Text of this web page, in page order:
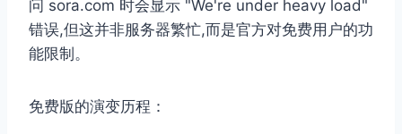
问 sora.com 时会显示 "We're under heavy load"
错误,但这并非服务器繁忙,而是官方对免费用户的功
能限制。
免费版的演变历程：